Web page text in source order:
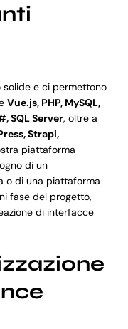
solide e ci permettono
Vue.js, PHP, MySQL,
SQL Server, oltre a
Strapi,
piattaforma
di un
o di una piattaforma
fase del progetto,
di interfacce